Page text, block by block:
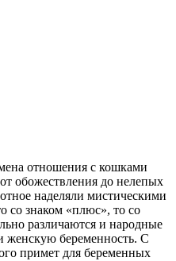
отношения с кошками
обожествления до нелепых
наделяли мистическими
со знаком «плюс», то со
различаются и народные
беременность. С
примет для беременных